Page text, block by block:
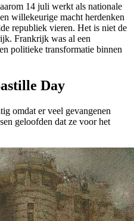
14 juli werkt als nationale
willekeurige macht herdenken
republiek vieren. Het is niet de
Frankrijk was al een
politieke transformatie binnen
Day
omdat er veel gevangenen
geloofden dat ze voor het